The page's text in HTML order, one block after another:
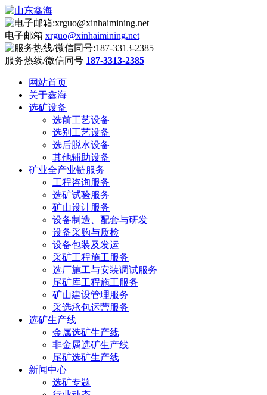
电子邮箱 xrguo@xinhaimining.net
服务热线/微信同号 187-3313-2385
网站首页
关于鑫海
选矿设备
选前工艺设备
选别工艺设备
选后脱水设备
其他辅助设备
矿业全产业链服务
工程咨询服务
选矿试验服务
矿山设计服务
设备制造、配套与研发
设备采购与质检
设备包装及发运
采矿工程施工服务
选厂施工与安装调试服务
尾矿库工程施工服务
矿山建设管理服务
采选承包运营服务
选矿生产线
金属选矿生产线
非金属选矿生产线
尾矿选矿生产线
新闻中心
选矿专题